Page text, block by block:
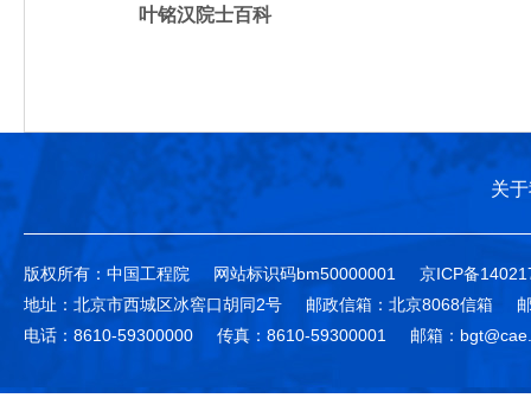
叶铭汉院士百科
关
版权所有：中国工程院 网站标识码bm50000001
京ICP备
地址：北京市西城区冰窖口胡同2号
邮政信箱：北京8068信箱
电话：8610-59300000
传真：8610-59300001 邮箱：